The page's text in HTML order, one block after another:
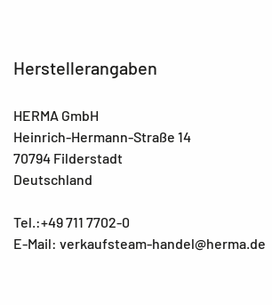
Herstellerangaben
HERMA GmbH
Heinrich-Hermann-Straße 14
70794 Filderstadt
Deutschland
Tel.:+49 711 7702-0
E-Mail: verkaufsteam-handel@herma.de